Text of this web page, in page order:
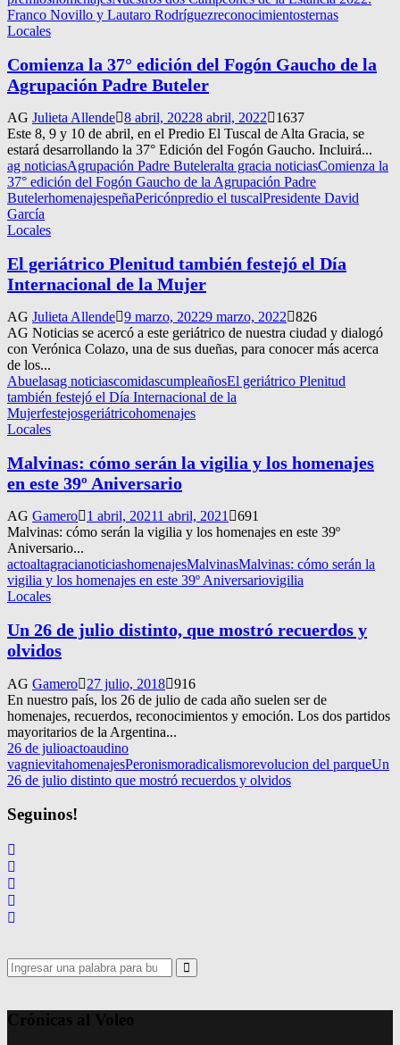
Franco Novillo y Lautaro Rodríguezreconocimientosternas
Locales
Comienza la 37° edición del Fogón Gaucho de la
Agrupación Padre Buteler
AG Julieta Allende 8 abril, 20228 abril, 2022
1637
Este 8, 9 y 10 de abril, en el Predio El Tuscal de Alta Gracia, se
estará desarrollando la 37° Edición del Fogón Gaucho. Incluirá...
ag noticiasAgrupación Padre Buteleralta gracia noticiasComienza la
37° edición del Fogón Gaucho de la Agrupación Padre
ButelerhomenajespeñaPericónpredio el tuscalPresidente David
García
Locales
El geriátrico Plenitud también festejó el Día
Internacional de la Mujer
AG Julieta Allende 9 marzo, 20229 marzo, 2022
826
AG Noticias se acercó a este geriátrico de nuestra ciudad y dialogó
con Verónica Colazo, una de sus dueñas, para conocer más acerca
de los...
Abuelasag noticiascomidascumpleañosEl geriátrico Plenitud
también festejó el Día Internacional de la
Mujerfestejosgeriátricohomenajes
Locales
Malvinas: cómo serán la vigilia y los homenajes
en este 39º Aniversario
AG Gamero 1 abril, 20211 abril, 2021
691
Malvinas: cómo serán la vigilia y los homenajes en este 39º
Aniversario...
actoaltagracianoticiashomenajesMalvinasMalvinas: cómo serán la
vigilia y los homenajes en este 39º Aniversariovigilia
Locales
Un 26 de julio distinto, que mostró recuerdos y
olvidos
AG Gamero 27 julio, 2018 916
En nuestro país, los 26 de julio de cada año suelen ser de
homenajes, recuerdos, reconocimientos y emoción. Los dos partidos
mayoritarios de la Argentina...
26 de julioactoaudino
vagnievitahomenajesPeronismoradicalismorevolucion del parqueUn
26 de julio distinto que mostró recuerdos y olvidos
Seguinos!
Search
for:
Search
Crónicas al Voleo